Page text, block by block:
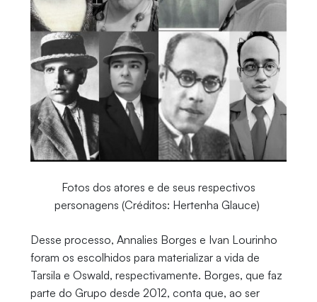
Fotos dos atores e de seus respectivos
personagens (Créditos: Hertenha Glauce)
Desse processo, Annalies Borges e Ivan Lourinho
foram os escolhidos para materializar a vida de
Tarsila e Oswald, respectivamente. Borges, que faz
parte do Grupo desde 2012, conta que, ao ser